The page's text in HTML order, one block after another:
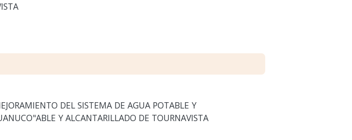
DEL SISTEMA DE AGUA POTABLE Y
Y ALCANTARILLADO DE TOURNAVISTA